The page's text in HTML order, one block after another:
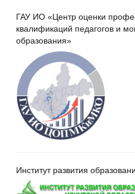
ГАУ ИО «Центр оценки
квалификаций педагогов и
образования»
Институт развития